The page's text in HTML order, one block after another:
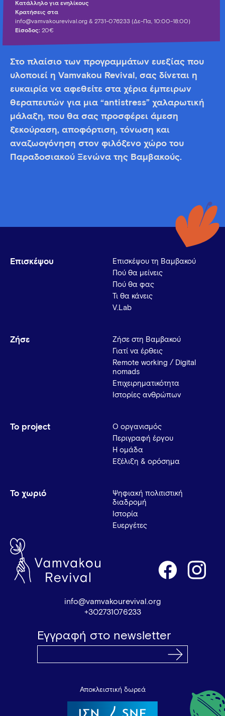
Κατάλληλο για ενηλίκους
Κρατήσεις στα
info@vamvakourevival.org & 2731-076233 (Δε-Πα, 10:00-18:00)
Είσοδος: 20€
Στο πλαίσιο των προγραμμάτων ευεξίας που
υλοποιεί η Vamvakou Revival, σας δίνεται η
ευκαιρία να αφεθείτε στα χέρια έμπειρων
θεραπευτών για μια “antistress” χαλαρωτική
μάλαξη, που θα σας προσφέρει άμεση
ξεκούραση, αποφόρτιση, τόνωση και
αναζωογόνηση στον φιλόξενο χώρο του
Παραδοσιακού Ξενώνα της Βαμβακούς.
Επισκέψου
Επισκέψου τη Βαμβακού
Πού θα μείνεις
Πού θα φας
Τι θα κάνεις
V.Lab
Ζήσε
Ζήσε στη Βαμβακού
Γιατί να έρθεις
Remote working / Digital
nomads
Επιχειρηματικότητα
Ιστορίες ανθρώπων
Το project
Ο οργανισμός
Περιγραφή έργου
Η ομάδα
Εξέλιξη & ορόσημα
Το χωριό
Ψηφιακή πολιτιστική
διαδρομή
Ιστορία
Ευεργέτες
info@vamvakourevival.org
+302731076233
Εγγραφή στο newsletter
Αποκλειστική δωρεά